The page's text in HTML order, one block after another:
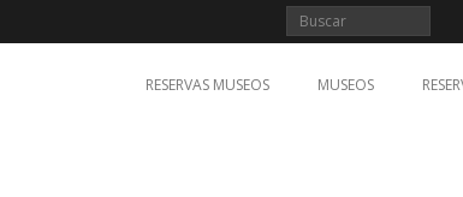
RESERVAS MUSEOS MUSEOS